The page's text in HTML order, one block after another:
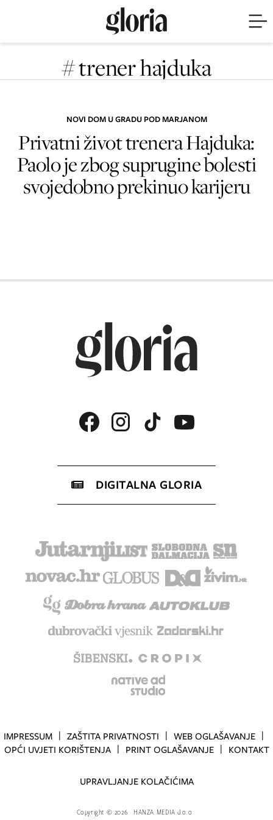
# trener hajduka
NOVI DOM U GRADU POD MARJANOM
Privatni život trenera Hajduka:
Paolo je zbog suprugine bolesti
svojedobno prekinuo karijeru
DIGITALNA GLORIA
IMPRESSUM ZAŠTITA PRIVATNOSTI
WEB OGLAŠAVANJE
OPĆI UVJETI KORIŠTENJA
PRINT OGLAŠAVANJE KONTAKT
UPRAVLJANJE KOLAČIĆIMA
Copyright © 2026. HANZA MEDIA d.o.o